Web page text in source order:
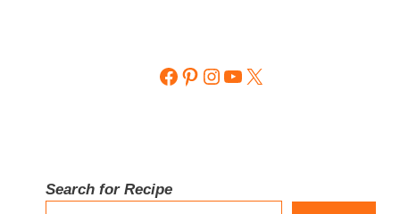
Facebook
Pinterest
Instagram
YouTube
X
Search for Recipe